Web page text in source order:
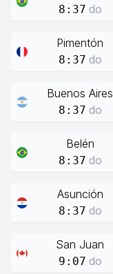
8:37 do
Pimentón
8:37 do
Buenos Aires
8:37 do
Belén
8:37 do
Asunción
8:37 do
San Juan
9:07 do